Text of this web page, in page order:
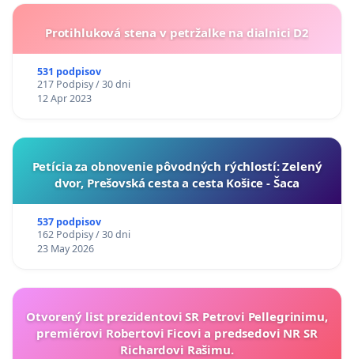
Protihluková stena v petržalke na dialnici D2
531 podpisov
217 Podpisy / 30 dni
12 Apr 2023
​Petícia za obnovenie pôvodných rýchlostí: Zelený
dvor, Prešovská cesta a cesta Košice - Šaca
537 podpisov
162 Podpisy / 30 dni
23 May 2026
Otvorený list prezidentovi SR Petrovi Pellegrinimu,
premiérovi Robertovi Ficovi a predsedovi NR SR
Richardovi Rašimu.